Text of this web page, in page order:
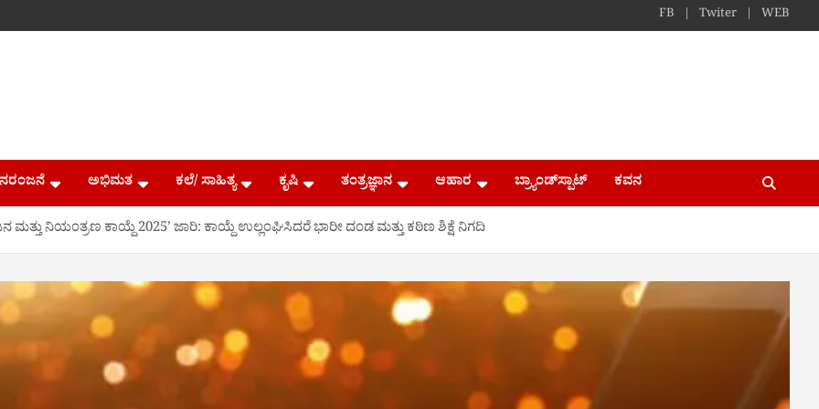
FB Twiter WEB
ಅಭಿಮತ ಕಲೆ/ ಸಾಹಿತ್ಯ ಕೃಷಿ ತಂತ್ರಜ್ಞಾನ ಆಹಾರ ಬ್ರ್ಯಾಂಡ್​ಸ್ಪಾಟ್ ಕವನ
ನಿಯಂತ್ರಣ ಕಾಯ್ದೆ 2025’ ಜಾರಿ: ಕಾಯ್ದೆ ಉಲ್ಲಂಘಿಸಿದರೆ ಭಾರೀ ದಂಡ ಮತ್ತು ಕಠಿಣ ಶಿಕ್ಷೆ ನಿಗದಿ